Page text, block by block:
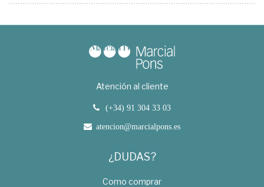
Atención al cliente
(+34) 91 304 33 03
atencion@marcialpons.es
¿DUDAS?
Como comprar